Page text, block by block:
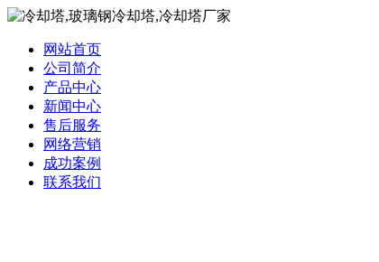
网站首页
公司简介
产品中心
新闻中心
售后服务
网络营销
成功案例
联系我们